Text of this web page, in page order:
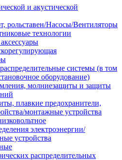
и акустической
рольставен/Насосы/Вентиляторы
технологии
системы (в том
оборудование)
молниезащиты и защиты
плавкие предохранители,
монтажные устройства
электроэнергии/
устройства
распределительных